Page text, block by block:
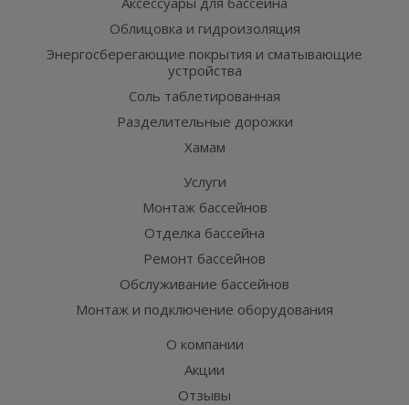
Облицовка и гидроизоляция
Энергосберегающие покрытия и сматывающие
устройства
Соль таблетированная
Разделительные дорожки
Хамам
Услуги
Монтаж бассейнов
Отделка бассейна
Ремонт бассейнов
Обслуживание бассейнов
Монтаж и подключение оборудования
О компании
Акции
Отзывы